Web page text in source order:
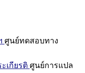
ศูนย์ทดสอบทาง
เกียรติ ศูนย์การแปล